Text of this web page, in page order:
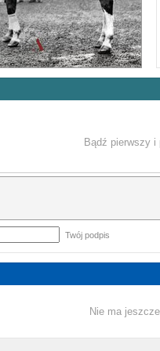
Bądź pierwszy i
Twój podpis
Nie ma